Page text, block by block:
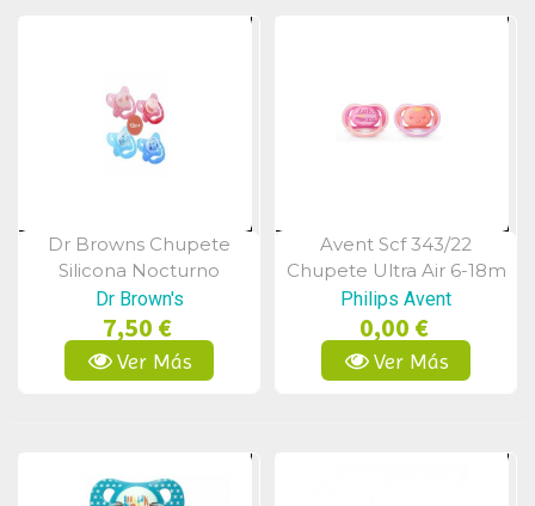
Vista Rápida
Dr Browns Chupete
Silicona Nocturno
Ortodóncico +12m
Dr Brown's
7,50 €
Ver Más
Vista Rápida
Avent Scf 343/22
Chupete Ultra Air 6-18m
Niña
Philips Avent
0,00 €
Ver Más